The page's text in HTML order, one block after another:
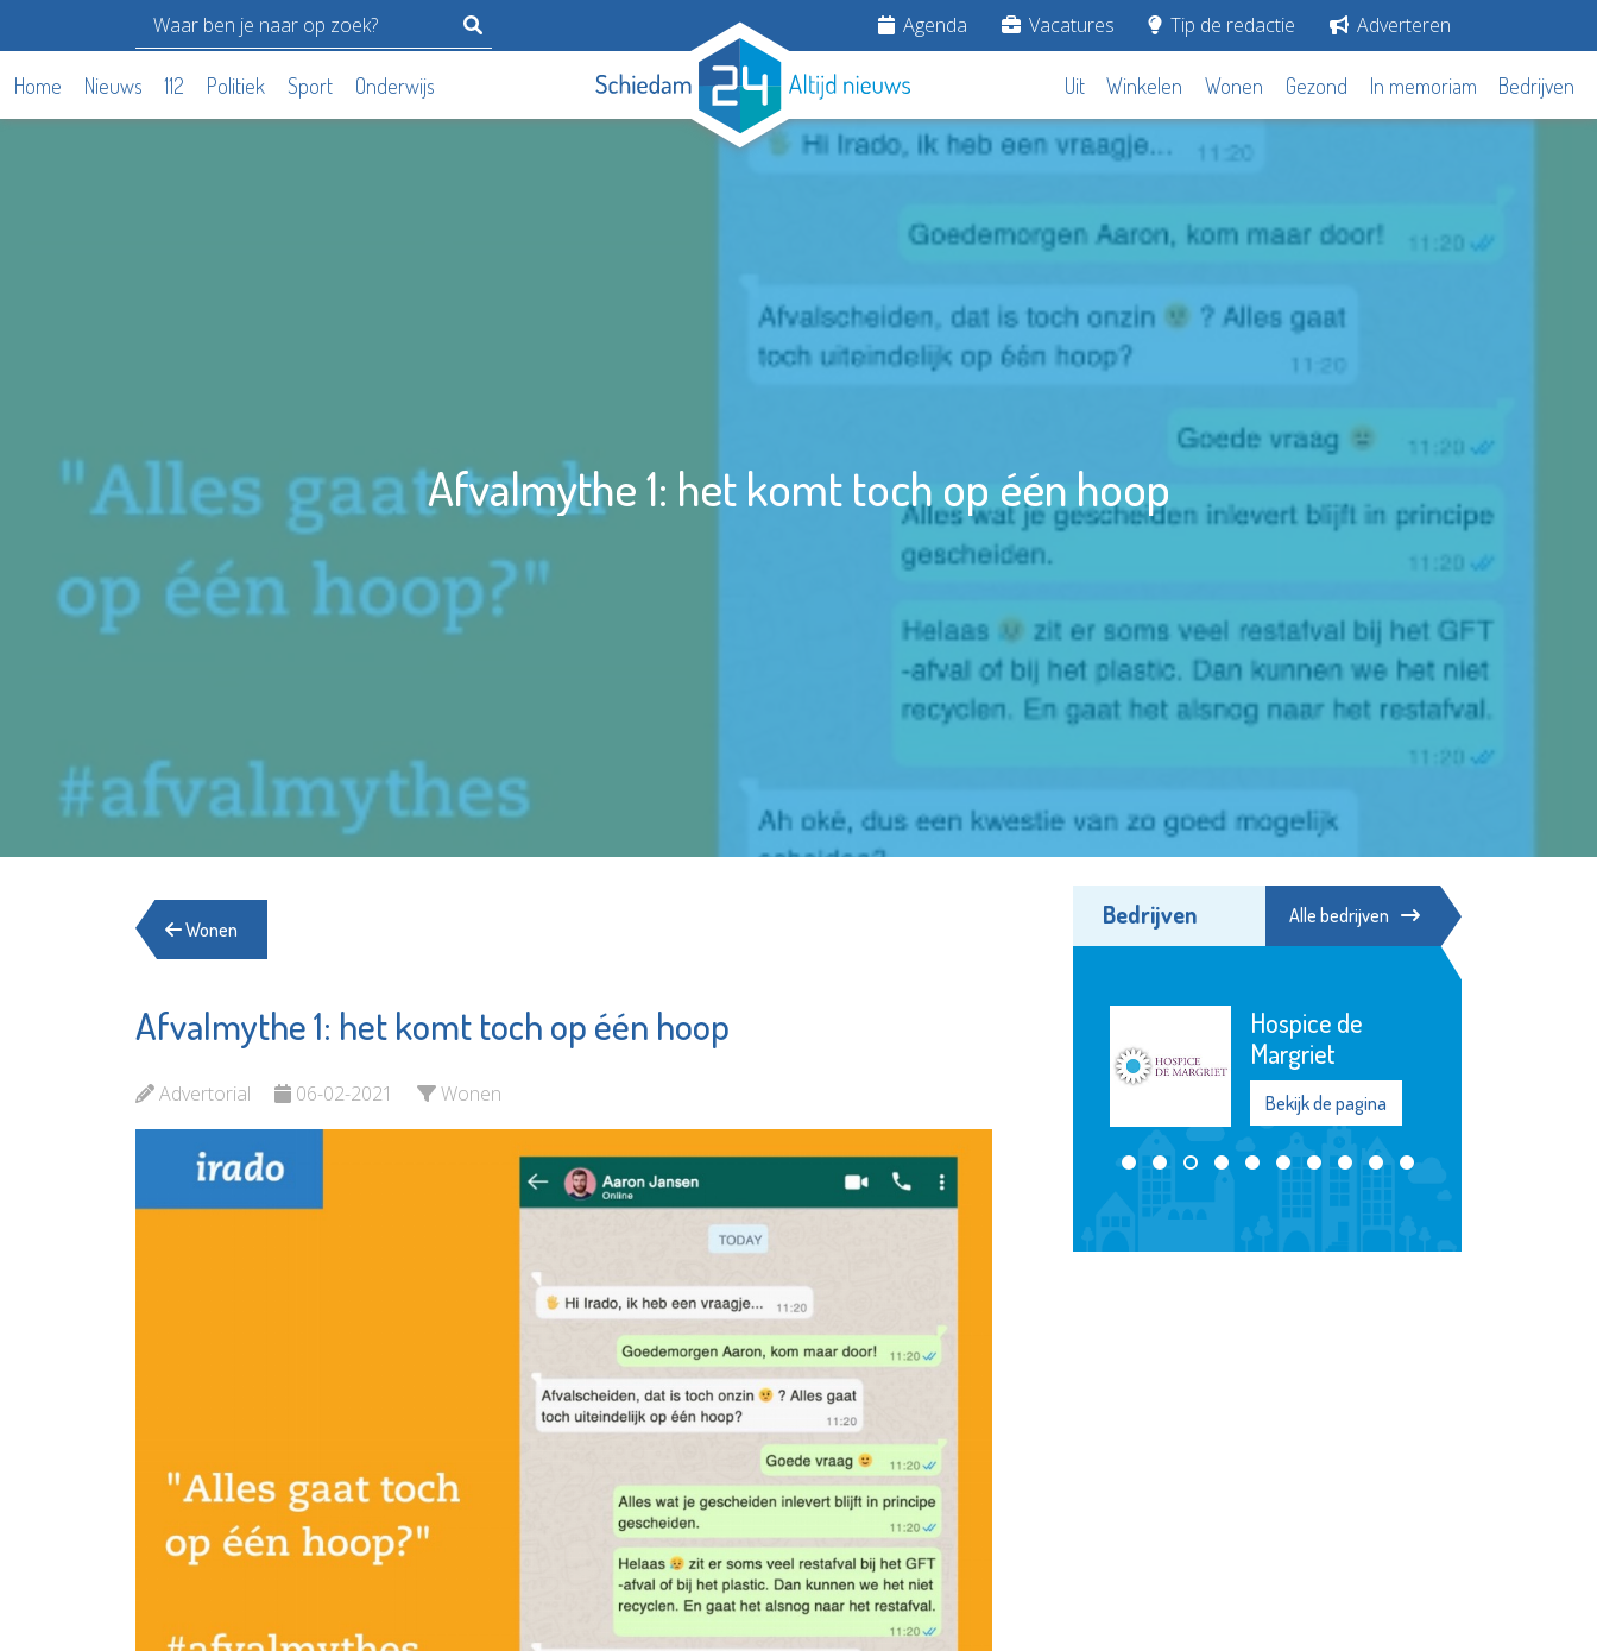
Agenda Vacatures Tip de redactie Adverteren
Home Nieuws 112 Politiek Sport Onderwijs Uit Winkelen Wonen Gezond In memoriam Bedrijven
Afvalmythe 1: het komt toch op één hoop
Wonen
Afvalmythe 1: het komt toch op één hoop
Advertorial 06-02-2021 Wonen
Bedrijven Alle bedrijven
Museum
Schiedam
Bekijk de pagina
Energiehulp
Bekijk de pagina
Hospice de
Margriet
Bekijk de pagina